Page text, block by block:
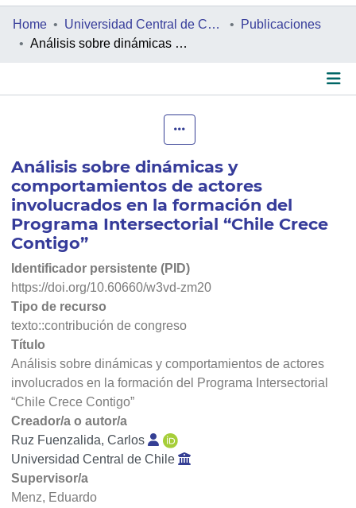
HOME
COLLECTIONS
Home Universidad Central de Chile
Publicaciones
Análisis sobre dinámicas y comportamientos de actores involucrados en la formación del Programa Intersectorial “Chile Crece Contigo”
Detalles
Análisis sobre dinámicas y
comportamientos de actores
involucrados en la formación del
Programa Intersectorial “Chile Crece
Contigo”
Identificador persistente (PID)
https://doi.org/10.60660/w3vd-zm20
Tipo de recurso
texto::contribución de congreso
Título
Análisis sobre dinámicas y comportamientos de actores
involucrados en la formación del Programa Intersectorial
“Chile Crece Contigo”
Creador/a o autor/a
Ruz Fuenzalida, Carlos
Universidad Central de Chile
Supervisor/a
Menz, Eduardo